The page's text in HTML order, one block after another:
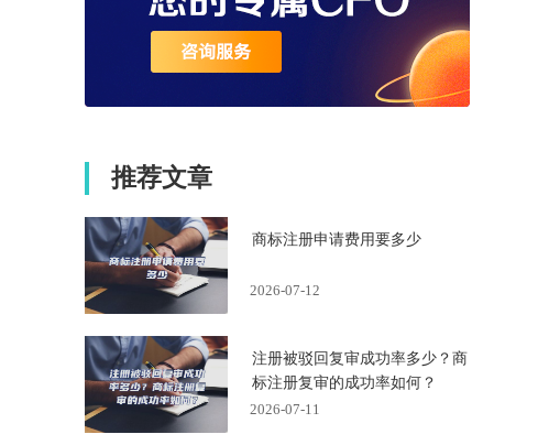
推荐文章
商标注册申请费用要多少
2026-07-12
注册被驳回复审成功率多少？商
标注册复审的成功率如何？
2026-07-11